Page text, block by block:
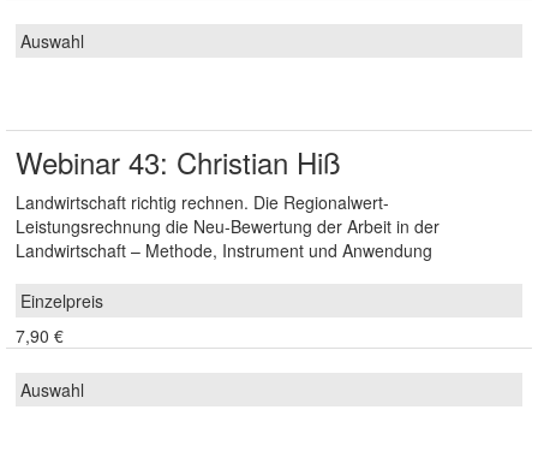
Webinar 43: Christian Hiß
Landwirtschaft richtig rechnen. Die Regionalwert-
Leistungsrechnung die Neu-Bewertung der Arbeit in der
Landwirtschaft – Methode, Instrument und Anwendung
7,90 €